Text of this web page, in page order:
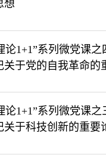
想
论1+1”系列微党课之
关于党的自我革命的
论1+1”系列微党课之
关于科技创新的重要